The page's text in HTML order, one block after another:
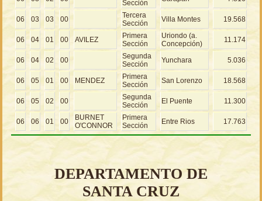
Sección
06 03 03 00
Tercera
Sección
Villa Montes 19.568
06 04 01 00 AVILEZ
Primera
Sección
Uriondo (a.
Concepción)
11.174
06 04 02 00
Segunda
Sección
Yunchara 5.036
06 05 01 00 MENDEZ
Primera
Sección
San Lorenzo 18.568
06 05 02 00
Segunda
Sección
El Puente 11.300
06 06 01 00
BURNET
O'CONNOR
Primera
Sección
Entre Rios 17.763
DEPARTAMENTO DE
SANTA CRUZ